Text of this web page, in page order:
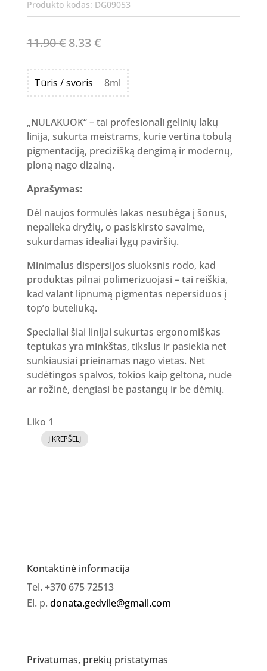
Produkto kodas: DG09053
11.90€ Original
was:
11.90 €.
8.33€Current
is:
8.33 €.
Tūris / svoris 8ml
„NULAKUOK“ – tai profesionali gelinių lakų
linija, sukurta meistrams, kurie vertina tobulą
pigmentaciją, precizišką dengimą ir modernų,
ploną nago dizainą.
Aprašymas:
Dėl naujos formulės lakas nesubėga į šonus,
nepalieka dryžių, o pasiskirsto savaime,
sukurdamas idealiai lygų paviršių.
Minimalus dispersijos sluoksnis rodo, kad
produktas pilnai polimerizuojasi – tai reiškia,
kad valant lipnumą pigmentas nepersiduos į
top’o buteliuką.
Specialiai šiai linijai sukurtas ergonomiškas
teptukas yra minkštas, tikslus ir pasiekia net
sunkiausiai prieinamas nago vietas. Net
sudėtingos spalvos, tokios kaip geltona, nude
ar rožinė, dengiasi be pastangų ir be dėmių.
Liko 1
produkto
Į KREPŠELĮ
Kontaktinė informacija
Tel. +370 675 72513
El. p. donata.gedvile@gmail.com
Privatumas, prekių pristatymas